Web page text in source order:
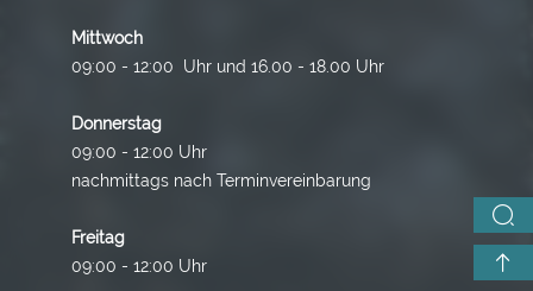
Mittwoch
09:00 - 12:00 Uhr und 16.00 - 18.00 Uhr
Donnerstag
09:00 - 12:00 Uhr
nachmittags nach Terminvereinbarung
Freitag
09:00 - 12:00 Uhr